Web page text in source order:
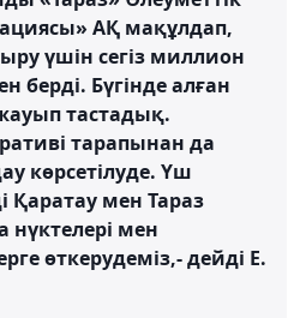
АҚ мақұлдап,
үшін сегіз миллион
берді. Бүгінде алған
тастадық.
тарапынан да
көрсетілуде. Үш
Қаратау мен Тараз
нүктелері мен
өткерудеміз,- дейді Е.